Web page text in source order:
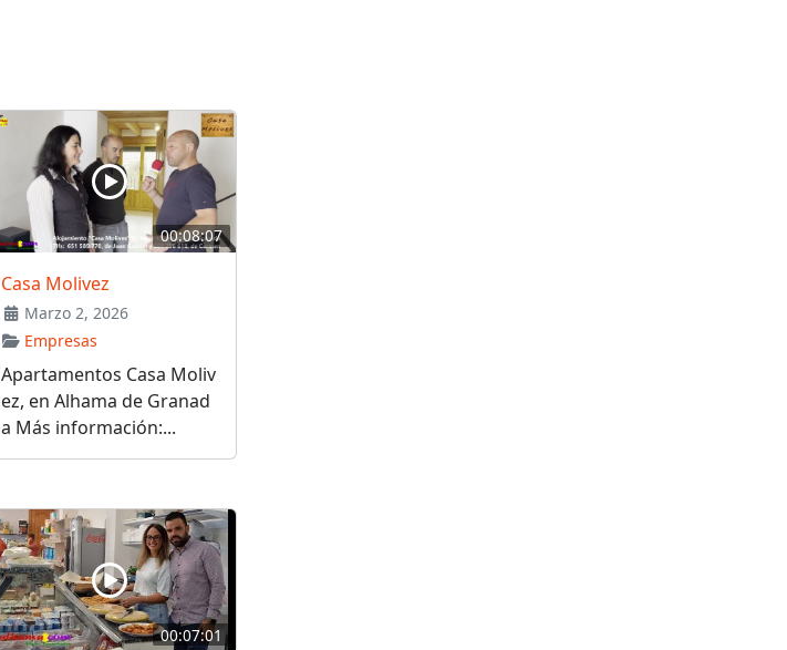
00:08:07
Casa Molivez
Marzo 2, 2026
Empresas
Apartamentos Casa Moliv
ez, en Alhama de Granad
a Más información:...
00:07:01